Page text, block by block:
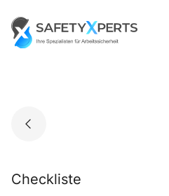
content
Go to landing page.
Checkliste